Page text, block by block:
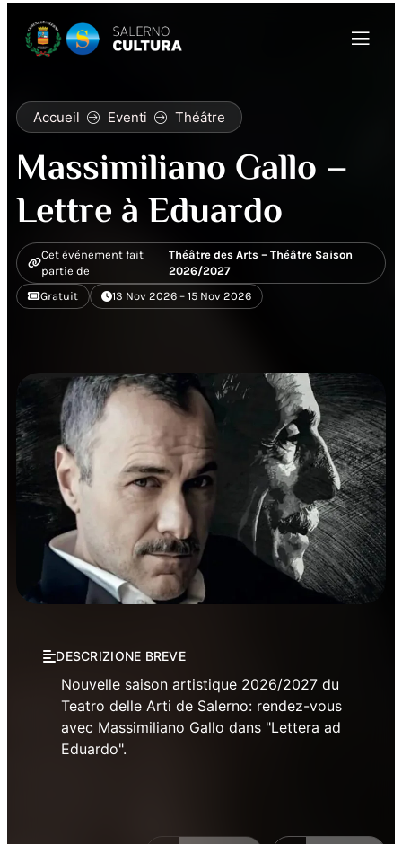
Accueil Eventi Théâtre
Massimiliano Gallo –
Lettre à Eduardo
Cet événement fait
partie de
Théâtre des Arts – Théâtre Saison
2026/2027
Gratuit
13 Nov 2026 – 15 Nov 2026
DESCRIZIONE BREVE
Nouvelle saison artistique 2026/2027 du
Teatro delle Arti de Salerno: rendez-vous
avec Massimiliano Gallo dans "Lettera ad
Eduardo".